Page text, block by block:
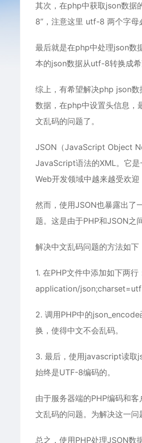
其次，在php中获取json数
8”，注意这里 utf-8 两个字母
最后就是在php中处理json数
本的json数据从utf-8转换成希
综上，有希望解决php json
数据，在php中设置头信息，
文乱码的问题了。
JSON（JavaScript Object
JavaScript语法的XML。它是
Web开发领域中越来越受欢迎
然而，使用JSON也暴露出了
题。这是由于PHP和JSON之
解决中文乱码问题的方法如下
1. 在PHP文件中添加如下两
application/json;charset=utf-
2. 调用PHP中的
换，使得中文不会乱码。
3. 最后，使用javascript读取
始终是UTF-8编码的。
由于服务器端的PHP编码和
文乱码的问题。为解决这一
总之，使用PHP处理JSON数